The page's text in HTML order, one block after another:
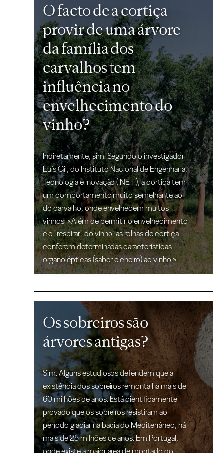
O facto de a cortiça
provir de uma árvore
da família dos
carvalhos tem
influência no
envelhecimento do
vinho?
Indiretamente, sim. Segundo o investigador
Luís Gil, do Instituto Nacional de Engenharia,
Tecnologia e Inovação (INETI), a cortiça tem
um comportamento muito semelhante ao
do carvalho, onde envelhecem muitos
vinhos: «Além de permitir o envelhecimento
e o "respirar" do vinho, as rolhas de cortiça
conferem determinadas características
organolépticas (sabor e cheiro) ao vinho.»
Os sobreiros são
árvores antigas?
Sim. Alguns estudiosos defendem que a
existência dos sobreiros remonta há mais de
60 milhões de anos. Está cientificamente
provado que os sobreiros resistiram ao
período glaciar na bacia do Mediterrâneo, há
mais de 25 milhões de anos. Em Portugal,
onde existe a maior área de montado do